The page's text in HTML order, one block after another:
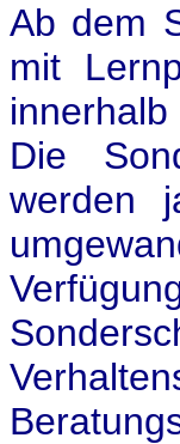
Ab dem
mit
Die
werden